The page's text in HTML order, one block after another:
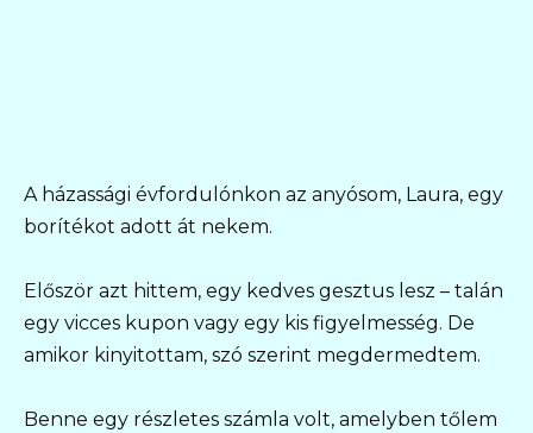
A házassági évfordulónkon az anyósom, Laura, egy
borítékot adott át nekem.
Először azt hittem, egy kedves gesztus lesz – talán
egy vicces kupon vagy egy kis figyelmesség. De
amikor kinyitottam, szó szerint megdermedtem.
Benne egy részletes számla volt, amelyben tőlem